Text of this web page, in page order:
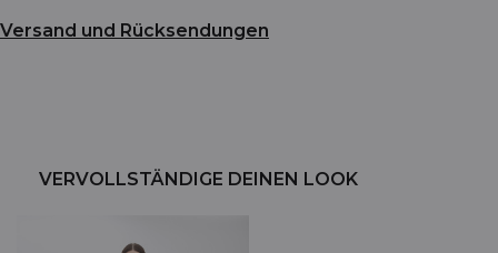
Versand und Rücksendungen
VERVOLLSTÄNDIGE DEINEN LOOK